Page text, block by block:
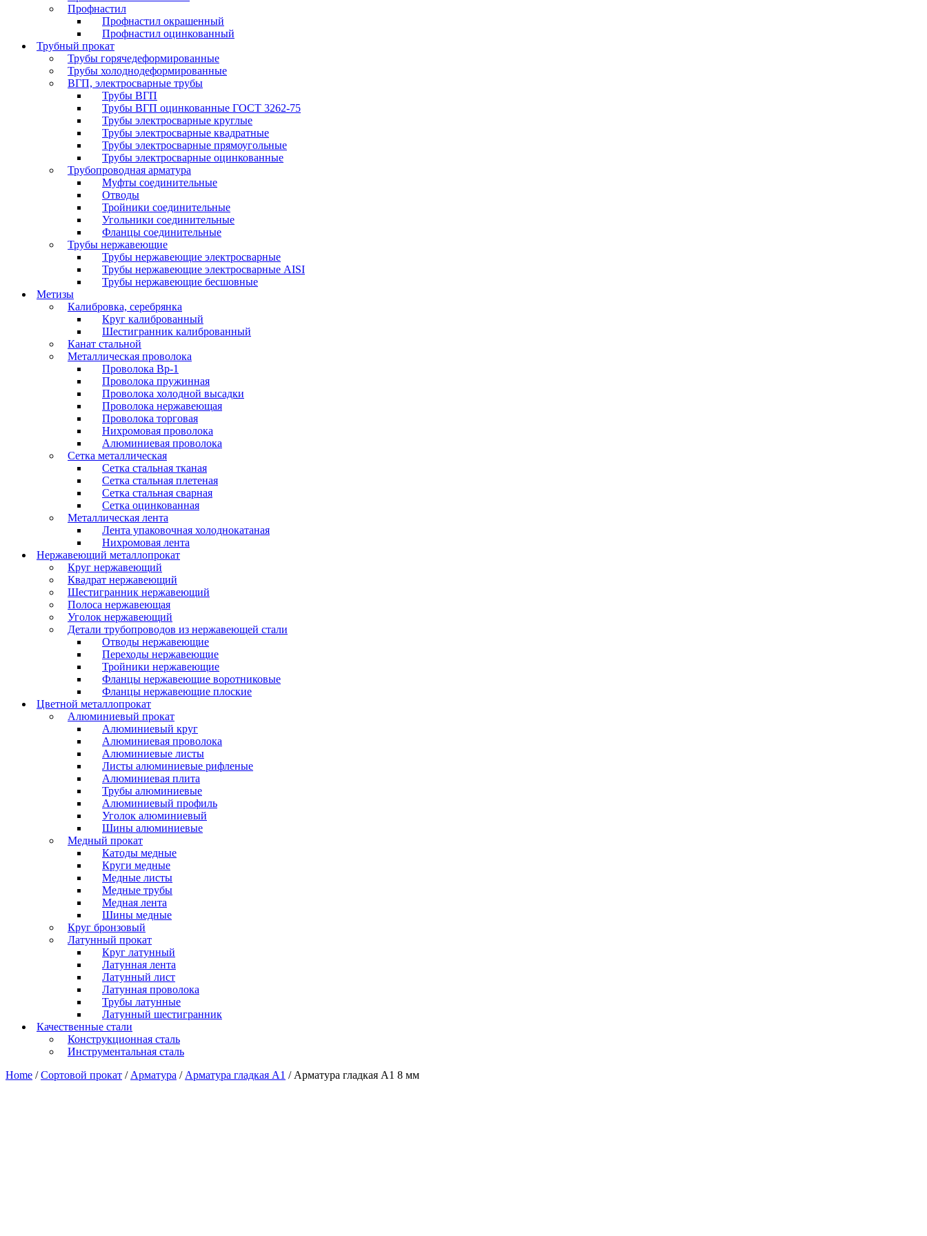
Профнастил
Профнастил окрашенный
Профнастил оцинкованный
Трубный прокат
Трубы горячедеформированные
Трубы холоднодеформированные
ВГП, электросварные трубы
Трубы ВГП
Трубы ВГП оцинкованные ГОСТ 3262-75
Трубы электросварные круглые
Трубы электросварные квадратные
Трубы электросварные прямоугольные
Трубы электросварные оцинкованные
Трубопроводная арматура
Муфты соединительные
Отводы
Тройники соединительные
Угольники соединительные
Фланцы соединительные
Трубы нержавеющие
Трубы нержавеющие электросварные
Трубы нержавеющие электросварные AISI
Трубы нержавеющие бесшовные
Метизы
Калибровка, серебрянка
Круг калиброванный
Шестигранник калиброванный
Канат стальной
Металлическая проволока
Проволока Вр-1
Проволока пружинная
Проволока холодной высадки
Проволока нержавеющая
Проволока торговая
Нихромовая проволока
Алюминиевая проволока
Сетка металлическая
Сетка стальная тканая
Сетка стальная плетеная
Сетка стальная сварная
Сетка оцинкованная
Металлическая лента
Лента упаковочная холоднокатаная
Нихромовая лента
Нержавеющий металлопрокат
Круг нержавеющий
Квадрат нержавеющий
Шестигранник нержавеющий
Полоса нержавеющая
Уголок нержавеющий
Детали трубопроводов из нержавеющей стали
Отводы нержавеющие
Переходы нержавеющие
Тройники нержавеющие
Фланцы нержавеющие воротниковые
Фланцы нержавеющие плоские
Цветной металлопрокат
Алюминиевый прокат
Алюминиевый круг
Алюминиевая проволока
Алюминиевые листы
Листы алюминиевые рифленые
Алюминиевая плита
Трубы алюминиевые
Алюминиевый профиль
Уголок алюминиевый
Шины алюминиевые
Медный прокат
Катоды медные
Круги медные
Медные листы
Медные трубы
Медная лента
Шины медные
Круг бронзовый
Латунный прокат
Круг латунный
Латунная лента
Латунный лист
Латунная проволока
Трубы латунные
Латунный шестигранник
Качественные стали
Конструкционная сталь
Инструментальная сталь
Home /Сортовой прокат / Арматура / Арматура гладкая А1 / Арматура гладкая А1 8 мм